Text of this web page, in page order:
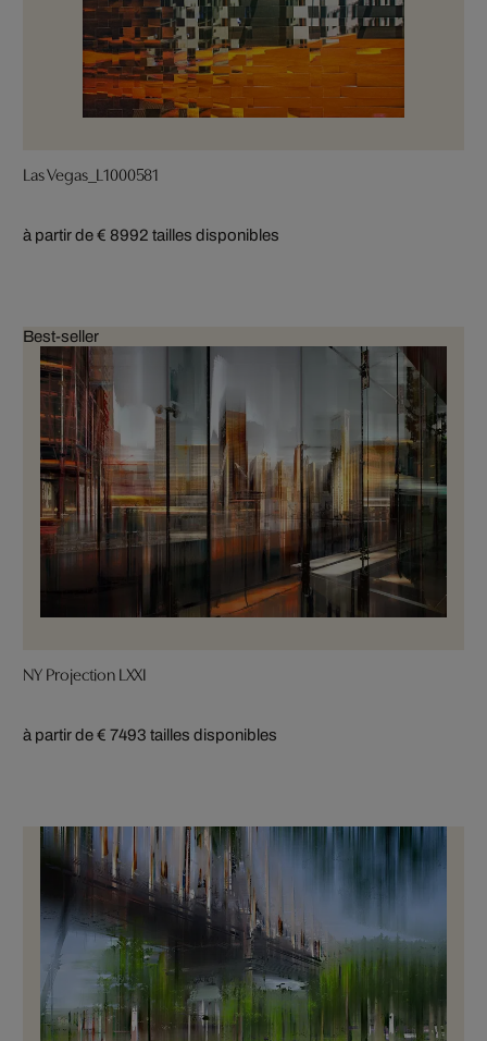
Las Vegas_L1000581
à partir de € 8992 tailles disponibles
Best-seller
NY Projection LXXI
à partir de € 7493 tailles disponibles